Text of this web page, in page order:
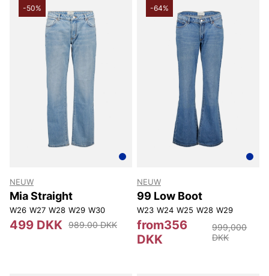
-50%
NEUW
Mia Straight
W26 W27 W28 W29 W30
499 DKK 989.00 DKK
-64%
NEUW
99 Low Boot
W23 W24 W25 W28 W29
from356
DKK
999,000
DKK